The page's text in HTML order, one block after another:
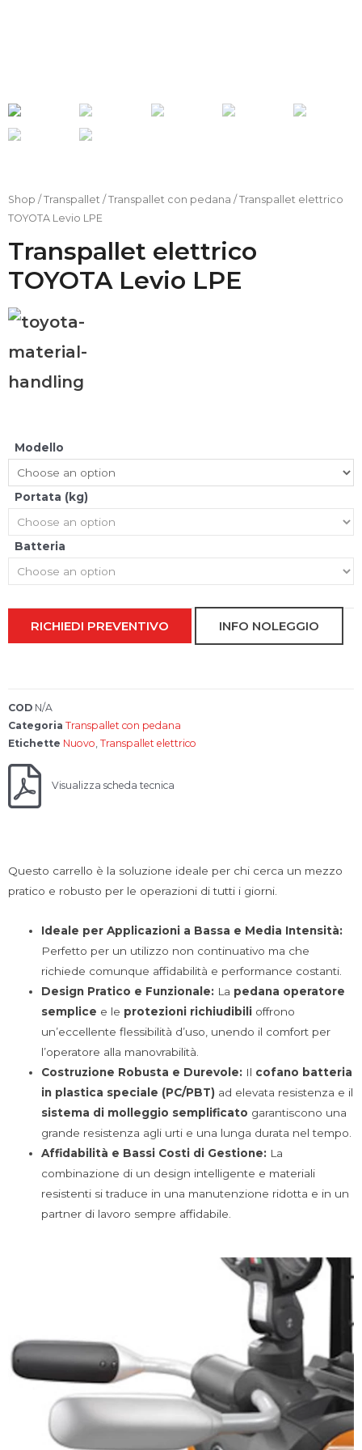
FAQs
Configura il
tuo carrello
Shop / Transpallet / Transpallet con pedana / Transpallet elettrico
TOYOTA Levio LPE
Transpallet elettrico
TOYOTA Levio LPE
a
RICHIEDI PREVENTIVO INFO NOLEGGIO
Modello
Portata (kg)
Batteria
COD N/A
Categoria Transpallet con pedana
Etichette Nuovo, Transpallet elettrico
Visualizza scheda tecnica
Questo carrello è la soluzione ideale per chi cerca un mezzo
pratico e robusto per le operazioni di tutti i giorni.
Ideale per Applicazioni a Bassa e Media Intensità:
Perfetto per un utilizzo non continuativo ma che
richiede comunque affidabilità e performance costanti.
Design Pratico e Funzionale: La pedana operatore
semplice e le protezioni richiudibili offrono
un’eccellente flessibilità d’uso, unendo il comfort per
l’operatore alla manovrabilità.
Costruzione Robusta e Durevole: Il cofano batteria
in plastica speciale (PC/PBT) ad elevata resistenza e il
sistema di molleggio semplificato garantiscono una
grande resistenza agli urti e una lunga durata nel tempo.
Affidabilità e Bassi Costi di Gestione: La
combinazione di un design intelligente e materiali
resistenti si traduce in una manutenzione ridotta e in un
partner di lavoro sempre affidabile.